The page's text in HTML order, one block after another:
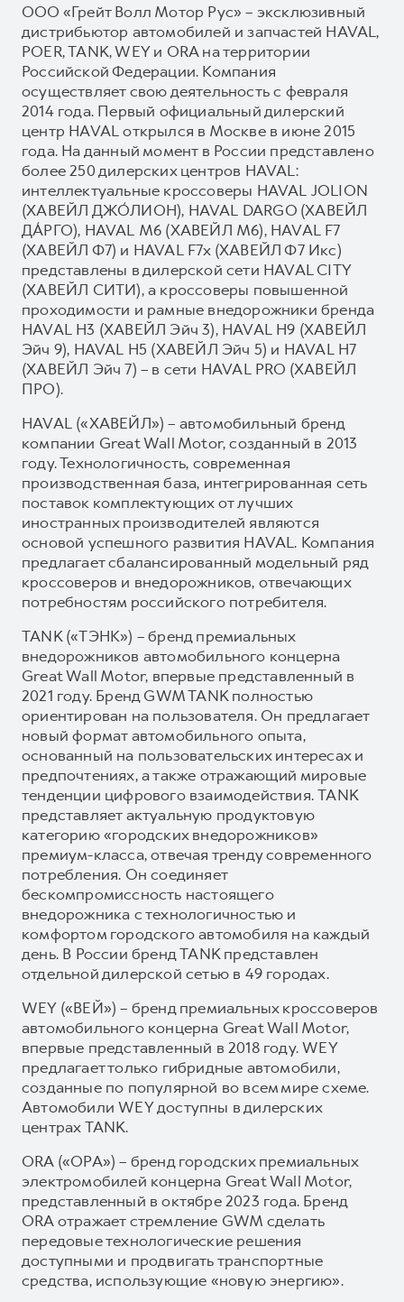
ООО «Грейт Волл Мотор Рус» – эксклюзивный
дистрибьютор автомобилей и запчастей HAVAL,
POER, TANK, WEY и ORA на территории
Российской Федерации. Компания
осуществляет свою деятельность с февраля
2014 года. Первый официальный дилерский
центр HAVAL открылся в Москве в июне 2015
года. На данный момент в России представлено
более 250 дилерских центров HAVAL:
интеллектуальные кроссоверы HAVAL JOLION
(ХАВЕЙЛ ДЖО́ЛИОН), HAVAL DARGO (ХАВЕЙЛ
ДА́РГО), HAVAL М6 (ХАВЕЙЛ M6), HAVAL F7
(ХАВЕЙЛ Ф7) и HAVAL F7x (ХАВЕЙЛ Ф7 Икс)
представлены в дилерской сети HAVAL CITY
(ХАВЕЙЛ СИТИ), а кроссоверы повышенной
проходимости и рамные внедорожники бренда
HAVAL H3 (ХАВЕЙЛ Эйч 3), HAVAL H9 (ХАВЕЙЛ
Эйч 9), HAVAL H5 (ХАВЕЙЛ Эйч 5) и HAVAL H7
(ХАВЕЙЛ Эйч 7) – в сети HAVAL PRO (ХАВЕЙЛ
ПРО).
HAVAL («ХАВЕЙЛ») – автомобильный бренд
компании Great Wall Motor, созданный в 2013
году. Технологичность, современная
производственная база, интегрированная сеть
поставок комплектующих от лучших
иностранных производителей являются
основой успешного развития HAVAL. Компания
предлагает сбалансированный модельный ряд
кроссоверов и внедорожников, отвечающих
потребностям российского потребителя.
TANK («ТЭНК») – бренд премиальных
внедорожников автомобильного концерна
Great Wall Motor, впервые представленный в
2021 году. Бренд GWM TANK полностью
ориентирован на пользователя. Он предлагает
новый формат автомобильного опыта,
основанный на пользовательских интересах и
предпочтениях, а также отражающий мировые
тенденции цифрового взаимодействия. TANK
представляет актуальную продуктовую
категорию «городских внедорожников»
премиум-класса, отвечая тренду современного
потребления. Он соединяет
бескомпромиссность настоящего
внедорожника с технологичностью и
комфортом городского автомобиля на каждый
день. В России бренд TANK представлен
отдельной дилерской сетью в 49 городах.
WEY («ВЕЙ») – бренд премиальных кроссоверов
автомобильного концерна Great Wall Motor,
впервые представленный в 2018 году. WEY
предлагает только гибридные автомобили,
созданные по популярной во всем мире схеме.
Автомобили WEY доступны в дилерских
центрах TANK.
ORA («ОРА») – бренд городских премиальных
электромобилей концерна Great Wall Motor,
представленный в октябре 2023 года. Бренд
ORA отражает стремление GWM сделать
передовые технологические решения
доступными и продвигать транспортные
средства, использующие «новую энергию».